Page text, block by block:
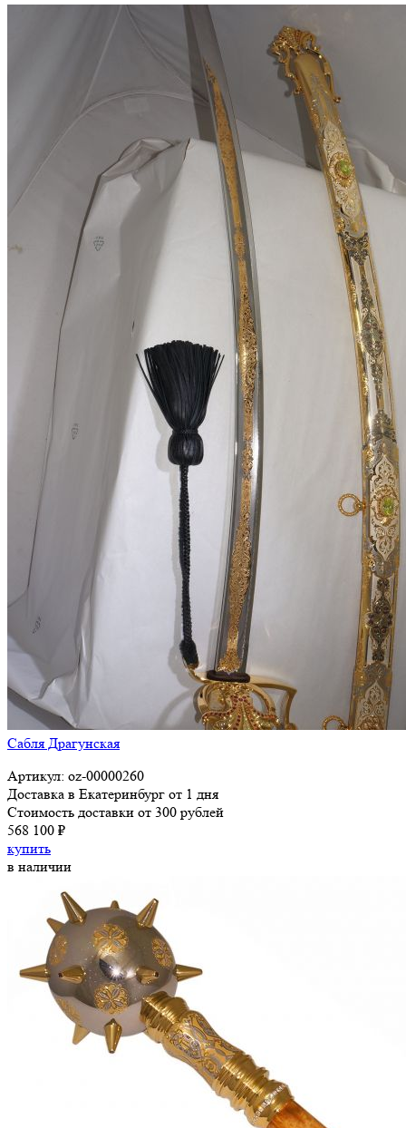
Сабля Драгунская
Артикул: oz-00000260
Доставка в Екатеринбург от 1 дня
Стоимость доставки от 300 рублей
568 100 ₽
купить
в наличии